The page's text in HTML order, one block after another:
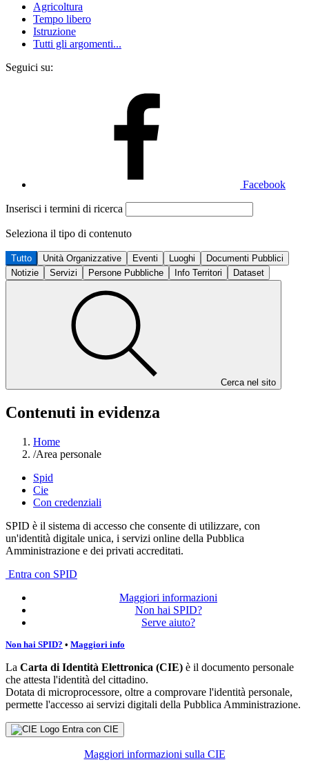
Agricoltura
Tempo libero
Istruzione
Tutti gli argomenti...
Seguici su:
Facebook
Inserisci i termini di ricerca
Seleziona il tipo di contenuto
Tutto Unità Organizzative Eventi Luoghi
Documenti Pubblici
Notizie
Servizi Persone Pubbliche Info Territori Dataset
Cerca nel sito
Contenuti in evidenza
Home
/Area personale
Spid
Cie
Con credenziali
SPID è il sistema di accesso che consente di utilizzare, con
un'identità digitale unica, i servizi online della Pubblica
Amministrazione e dei privati accreditati.
Entra con SPID
Maggiori informazioni
Non hai SPID?
Serve aiuto?
Non hai SPID? • Maggiori info
La Carta di Identità Elettronica (CIE) è il documento personale
che attesta l'identità del cittadino.
Dotata di microprocessore, oltre a comprovare l'identità personale,
permette l'accesso ai servizi digitali della Pubblica Amministrazione.
Entra con CIE
Maggiori informazioni sulla CIE